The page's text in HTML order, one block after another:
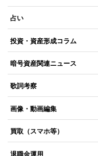
占い
投資・資産形成コラム
暗号資産関連ニュース
歌詞考察
画像・動画編集
買取（スマホ等）
退職金運用